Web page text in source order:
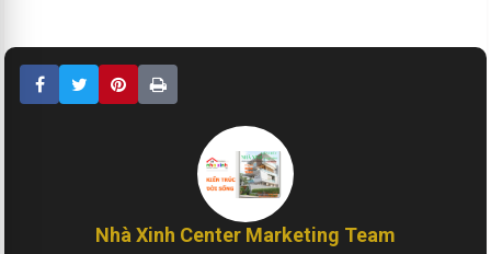
Nhà Xinh Center Marketing Team